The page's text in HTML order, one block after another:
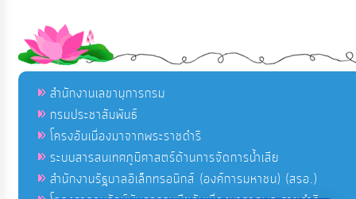
สำนักงานเลขานุการกรม
กรมประชาสัมพันธ์
โครงอันเนื่องมาจากพระราชดำริ
ระบบสารสนเทศภูมิศาสตร์ด้านการจัดการน้ำเสีย
สำนักงานรัฐบาลอิเล็กทรอนิกส์ (องค์การมหาชน) (สรอ.)